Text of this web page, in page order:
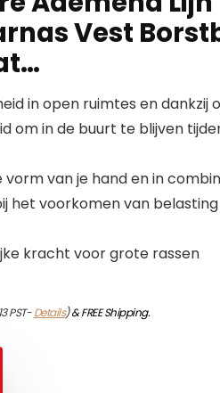
Vest
in open ruimtes en dankzij
om in de buurt te blijven
van je hand en in
het voorkomen van
kracht voor grote rassen
PST-Details)&FREE Shipping.